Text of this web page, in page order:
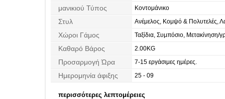
μανικιού Τύπος Κοντομάνικο
Στυλ
Ανέμελος, Κομψό & Πολυτελές,
σικ & σύγχρονος
Χώροι Γάμος Ταξίδια, Συμπόσιο, Μετακίνηση/
Καθαρό Βάρος 2.00KG
Προσαρμογή Ώρα 7-15 εργάσιμες ημέρες.
Ημερομηνία άφιξης 25 - 09
περισσότερες λεπτομέρειες